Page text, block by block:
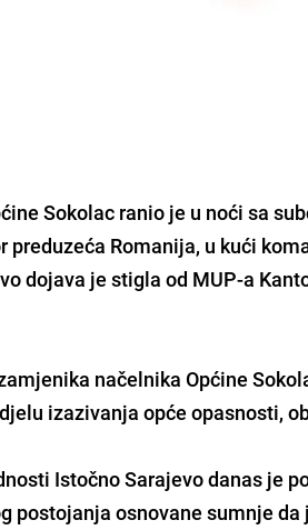
Sokolac ranio je u noći sa
preduzeća Romanija, u kući
dojava je stigla od MUP-a
načelnika Općine
izazivanja opće opasnosti,
Istočno Sarajevo danas je
postojanja osnovane sumnje